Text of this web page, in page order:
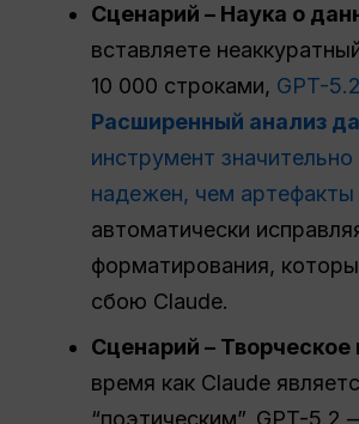
Сценарий – Наука о
вставляете
10 000 строками, GPT-
Расширенный анализ
инструмент
надежен, чем
автоматически
форматирования,
сбою Claude.
Сценарий –
время как Claude
“поэтическим”, GPT-5.2